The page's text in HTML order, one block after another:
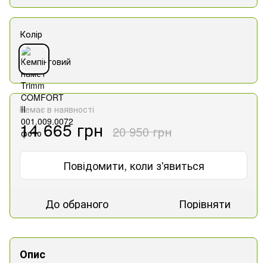
Колір
Немає в наявності
14 665 грн 20 950 грн
Повідомити, коли з'явиться
До обраного Порівняти
Опис